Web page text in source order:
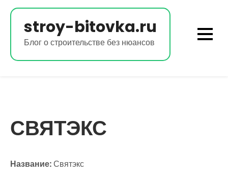
Перейти
содержимому
stroy-bitovka.ru
Блог о строительстве без нюансов
СВЯТЭКС
Название:Святэкс